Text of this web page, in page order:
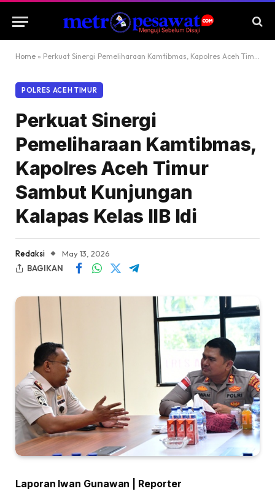
Home » Perkuat Sinergi Pemeliharaan Kamtibmas, Kapolres Aceh Timur Sambut Kunjungan Kalapas Kelas IIB Idi
POLRES ACEH TIMUR
Perkuat Sinergi
Pemeliharaan Kamtibmas,
Kapolres Aceh Timur
Sambut Kunjungan
Kalapas Kelas IIB Idi
Redaksi
May 13, 2026
BAGIKAN
Laporan Iwan Gunawan | Reporter